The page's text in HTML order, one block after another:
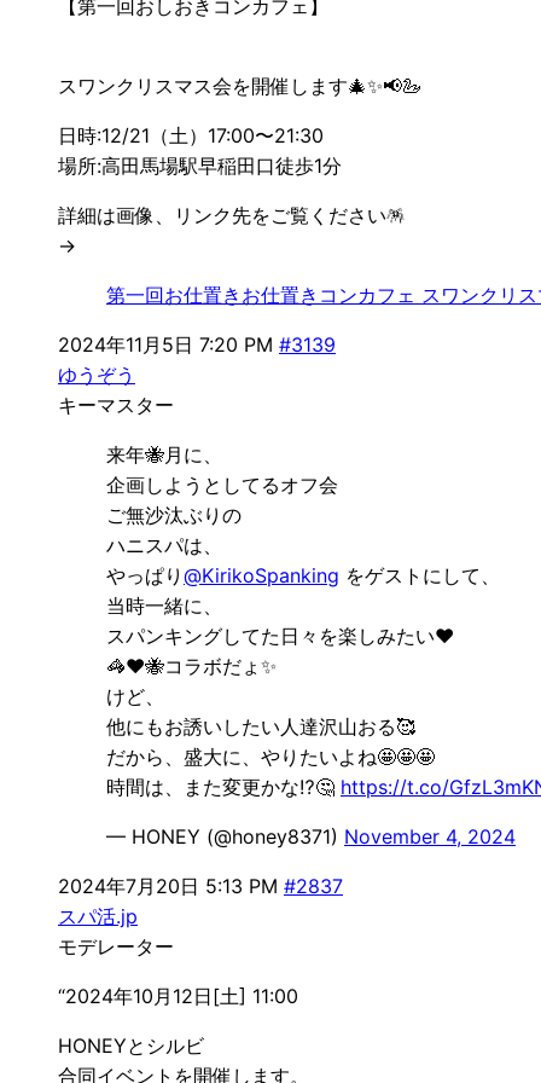
【第一回おしおきコンカフェ】
スワンクリスマス会を開催します🎄✨📢🦢
日時:12/21（土）17:00〜21:30
場所:高田馬場駅早稲田口徒歩1分
詳細は画像、リンク先をご覧ください🪅
→
第一回お仕置きお仕置きコンカフェ スワンクリ
2024年11月5日 7:20 PM #3139
ゆうぞう
キーマスター
来年🐝月に、
企画しようとしてるオフ会
ご無沙汰ぶりの
ハニスパは、
やっぱり @KirikoSpanking をゲストにして、
当時一緒に、
スパンキングしてた日々を楽しみたい❤
🦓❤🐝コラボだょ✨
けど、
他にもお誘いしたい人達沢山おる🥰
だから、盛大に、やりたいよね🤩🤩🤩
時間は、また変更かな⁉️🤔 https://t.co/
— HONEY (@honey8371) November 4, 2024
2024年7月20日 5:13 PM #2837
スパ活.jp
モデレーター
“2024年10月 12日[土] 11:00
HONEYとシルビ
合同イベントを開催します。